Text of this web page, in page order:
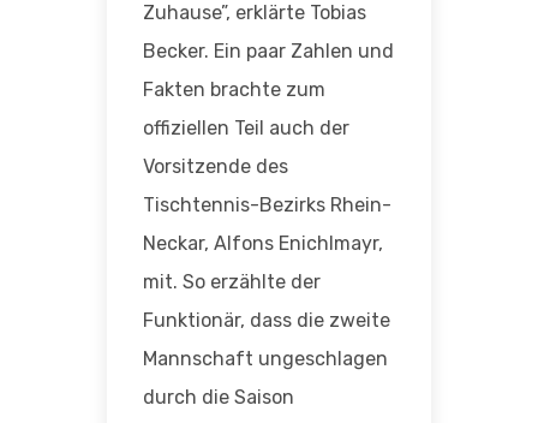
Zuhause”, erklärte Tobias
Becker. Ein paar Zahlen und
Fakten brachte zum
offiziellen Teil auch der
Vorsitzende des
Tischtennis-Bezirks Rhein-
Neckar, Alfons Enichlmayr,
mit. So erzählte der
Funktionär, dass die zweite
Mannschaft ungeschlagen
durch die Saison